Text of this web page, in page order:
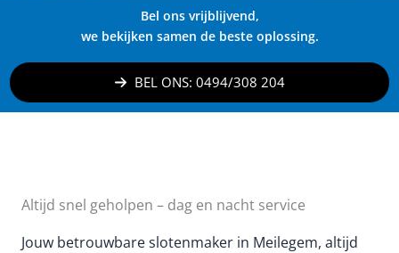
Bel ons vrijblijvend,
we bekijken samen de beste oplossing.
BEL ONS: 0494/308 204
Altijd snel geholpen – dag en nacht service
Jouw betrouwbare slotenmaker in Meilegem, altijd